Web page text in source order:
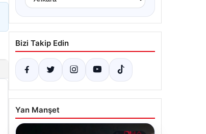
Bizi Takip Edin
Yan Manşet